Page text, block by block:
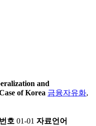
and
of Korea 금융자유화,
호 01-01 자료언어